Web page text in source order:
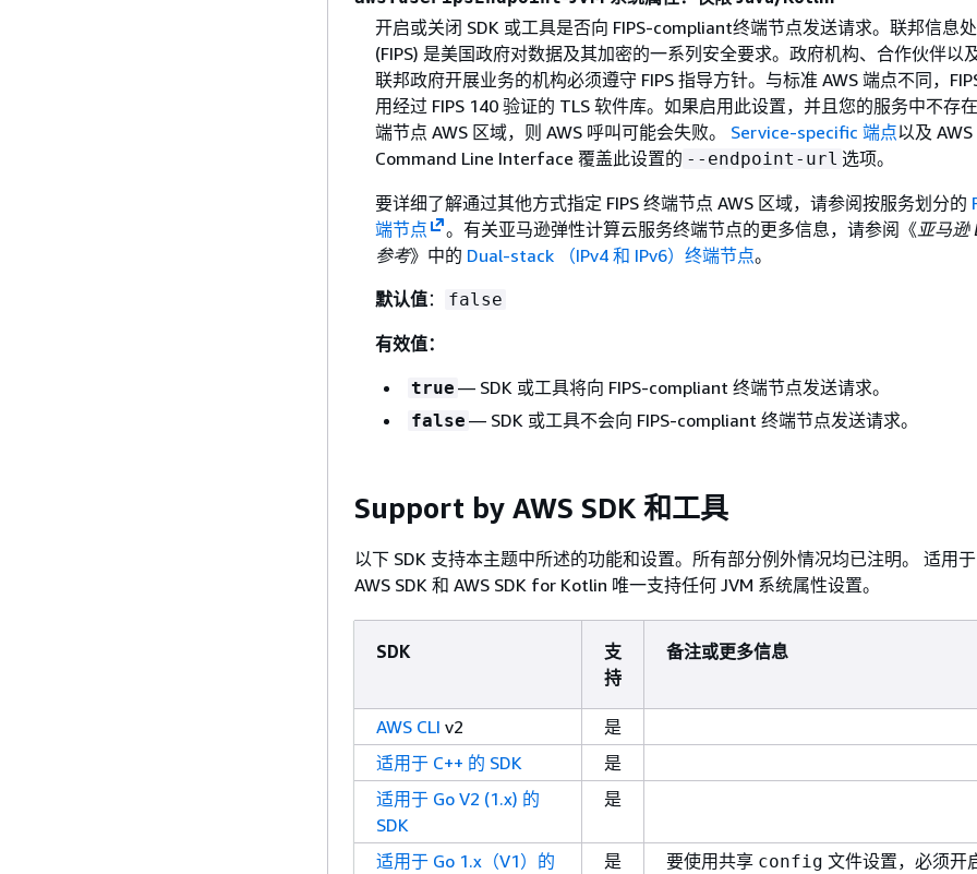
开启或关闭 SDK 或工具是否向 FIPS-compliant终端节点发送请求。联邦信息
(FIPS) 是美国政府对数据及其加密的一系列安全要求。政府机构、合作伙伴以
联邦政府开展业务的机构必须遵守 FIPS 指导方针。与标准 AWS 端点不同，
用经过 FIPS 140 验证的 TLS 软件库。如果启用此设置，并且您的服务中不存
端节点 AWS 区域，则 AWS 呼叫可能会失败。 Service-specific 端点以及 AWS
Command Line Interface 覆盖此设置的 --endpoint-url 选项。
要详细了解通过其他方式指定 FIPS 终端节点 AWS 区域，请参阅按服务划分的
端节点
。有关亚马逊弹性计算云服务终端节点的更多信息，请参阅《亚马逊
参考》中的 Dual-stack （IPv4 和 IPv6）终端节点。
默认值： false
有效值：
true — SDK 或工具将向 FIPS-compliant 终端节点发送请求。
false — SDK 或工具不会向 FIPS-compliant 终端节点发送请求。
Support by AWS SDK 和工具
以下 SDK 支持本主题中所述的功能和设置。所有部分例外情况均已注明。 适用
AWS SDK 和 AWS SDK for Kotlin 唯一支持任何 JVM 系统属性设置。
SDK
支
持
备注或更多信息
AWS CLI v2
是
适用于 C++ 的 SDK
是
适用于 Go V2 (1.x) 的
SDK
是
适用于 Go 1.x（V1）的
是 要使用共享 config 文件设置，必须开